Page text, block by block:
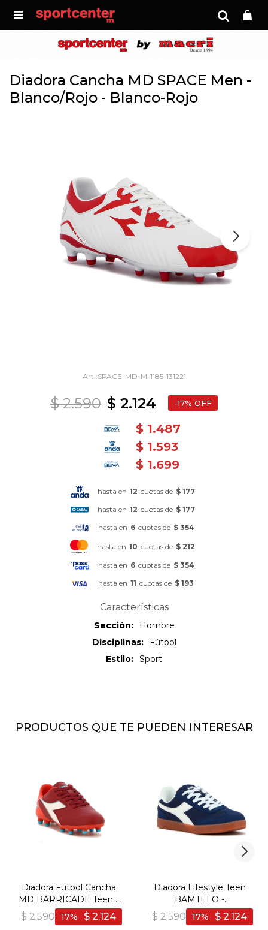

Diadora Cancha MD SPACE Men -
Blanco/Rojo - Blanco-Rojo
SPACE-MD-M-1185-131221
$ 2.124
$ 2.590 17
$ 1.487
$ 1.593
$ 1.699
hasta en 12 cuotas de $ 177
hasta en 12 cuotas de $ 177
hasta en 6 cuotas de $ 354
hasta en 10 cuotas de $ 212
hasta en 6 cuotas de $ 354
hasta en 11 cuotas de $ 193
Características
Sección
Hombre
Disciplinas
Fútbol
Estilo
Sport
PRODUCTOS QUE TE PUEDEN INTERESAR
Diadora Futbol Cancha
MD BARRICADE Teen -
Bordo/Blanco - Bordo-
Blanco
$ 2.590 $ 2.124
17
Diadora Lifestyle Teen
BAMTELO -
Marino/Blanco - Marino-
Blanco
$ 2.590 $ 2.124
17